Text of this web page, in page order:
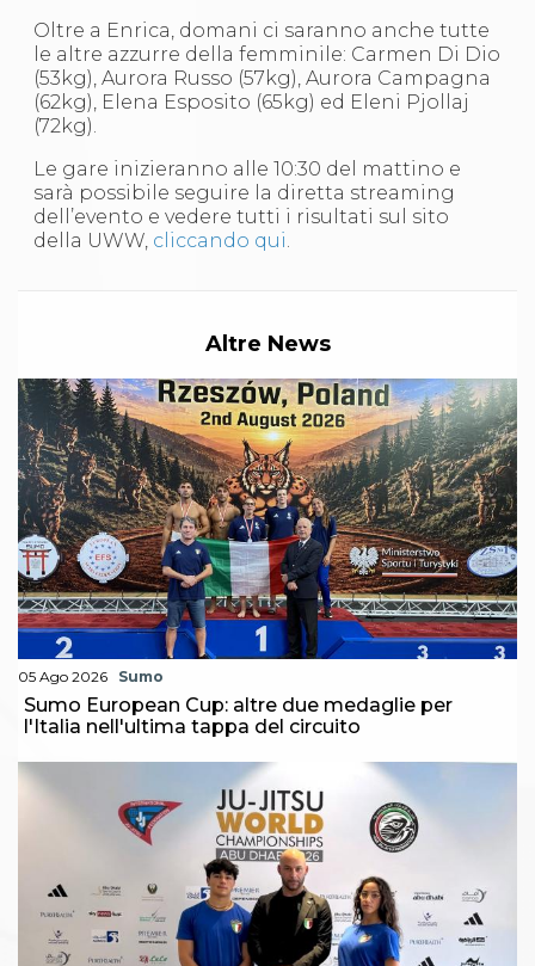
News
Merchandising
Mappa del sito
Cerca
Cookies Accept
Newsletter
Catalogo formativo
Webinar
Corsi Preparatore Fisico
Corso dirigenti sportivi
Corso Direttore di Gara
Abilitazioni
Sportello Fiscale
News
Modulistica
FAQ
Quesiti fiscali
Sostenibilità
Documenti
Oltre a Enrica, domani ci saranno anche tutte
le altre azzurre della femminile: Carmen Di Dio
(53kg), Aurora Russo (57kg), Aurora Campagna
(62kg), Elena Esposito (65kg) ed Eleni Pjollaj
(72kg).
Le gare inizieranno alle 10:30 del mattino e
sarà possibile seguire la diretta streaming
dell’evento e vedere tutti i risultati sul sito
della UWW, cliccando qui
Altre News
05 Ago 2026 Sumo
Sumo European Cup: altre due medaglie per
l'Italia nell'ultima tappa del circuito